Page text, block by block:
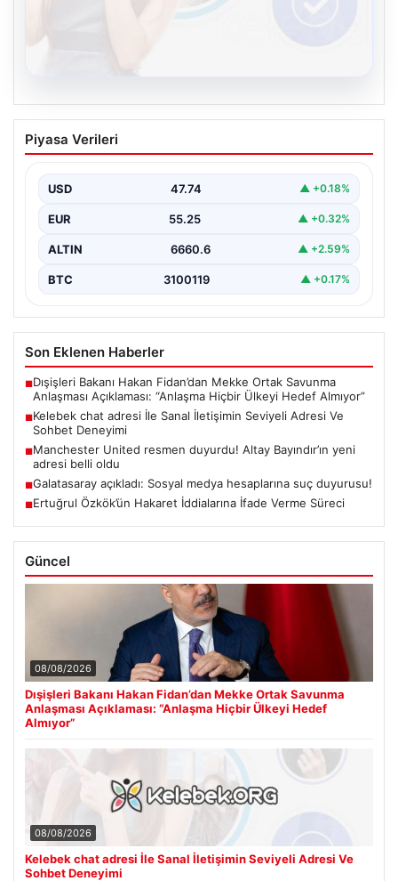
Kelebek chat adresi İle Sanal İletişimin
Seviyeli Adresi Ve Sohbet Deneyimi
kurması ciddi bir değer barındırmaktadır. Günümüzde
birçok…
Piyasa Verileri
USD 47.74 ▲ +0.18%
EUR 55.25 ▲ +0.32%
ALTIN 6660.6 ▲ +2.59%
BTC 3100119 ▲ +0.17%
Son Eklenen Haberler
■Dışişleri Bakanı Hakan Fidan’dan Mekke Ortak Savunma
Anlaşması Açıklaması: “Anlaşma Hiçbir Ülkeyi Hedef Almıyor”
■Kelebek chat adresi İle Sanal İletişimin Seviyeli Adresi Ve
Sohbet Deneyimi
■Manchester United resmen duyurdu! Altay Bayındır’ın yeni
adresi belli oldu
■Galatasaray açıkladı: Sosyal medya hesaplarına suç duyurusu!
■Ertuğrul Özkök’ün Hakaret İddialarına İfade Verme Süreci
Güncel
08/08/2026
Dışişleri Bakanı Hakan Fidan’dan Mekke Ortak Savunma
Anlaşması Açıklaması: “Anlaşma Hiçbir Ülkeyi Hedef
Almıyor”
08/08/2026
Kelebek chat adresi İle Sanal İletişimin Seviyeli Adresi Ve
Sohbet Deneyimi